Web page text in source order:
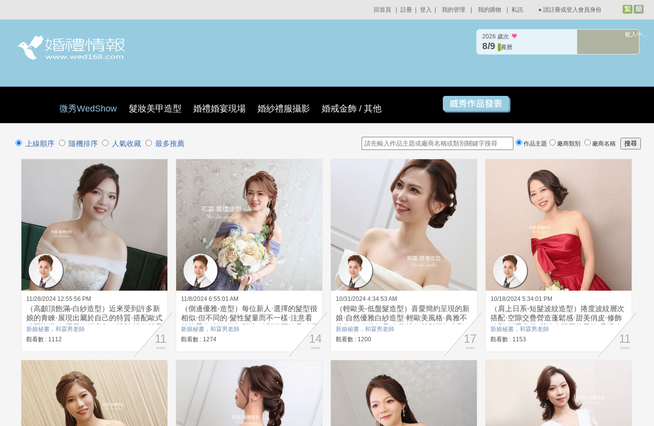
回首頁 註冊 登入 我的管理 我的購物 私訊 ● 請註冊或登入會員身份
2026 歲次
8/9 農曆
載入中...
微秀WedShow 髮妝美甲造型 婚禮婚宴現場 婚紗禮服攝影 婚戒金飾 / 其他
上線順序 隨機排序 人氣收藏 最多推薦 作品主題 廠商類別 廠商名稱
11/28/2024 12:55:56 PM
（高顱頂飽滿-白紗造型）近來受到許多新
娘的青睞·展現出屬於自己的特質·搭配歐式
緞面蝴蝶結·運用飽滿高顱頂盤髮·讓整體呈
現氣質典雅·更加華麗
新娘秘書，和霖男老師
觀看數 : 1112
11
more
11/8/2024 6:55:01 AM
（側邊優雅-造型）每位新人·選擇的髮型很
相似·但不同的·髮性髮量而不一樣·注意看
就能看出端倪·增加髮片·編髮搭配飾品點綴
·呈現出浪漫典雅·像走在城堡裡的公主
新娘秘書，和霖男老師
觀看數 : 1274
14
more
10/31/2024 4:34:53 AM
（輕歐美-低盤髮造型）喜愛簡約呈現的新
娘·自然優雅白紗造型·輕歐美風格·典雅不
落俗套·珍珠飾品點綴·讓低盤髮更加突顯·
氣質優雅
新娘秘書，和霖男老師
觀看數 : 1200
17
more
10/18/2024 5:34:01 PM
（肩上日系-短髮波紋造型）捲度波紋層次
搭配·空隙交疊營造蓬鬆感·甜美俏皮·修飾
臉型·耐看典雅·營造出不同的風格·呈現小
女人般的典雅氣質
新娘秘書，和霖男老師
觀看數 : 1153
11
more